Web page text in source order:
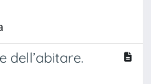
dell’abitare.